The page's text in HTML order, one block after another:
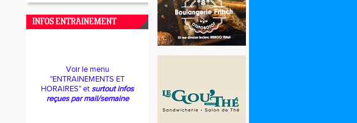
INFOS ENTRAINEMENT
Voir le menu
"ENTRAINEMENTS ET
HORAIRES" etsurtout infos
reçues par mail/semaine